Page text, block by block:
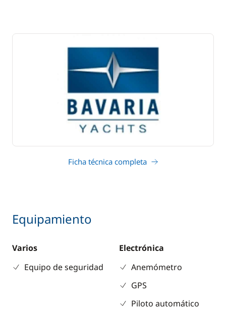
Ficha técnica completa
Equipamiento
Varios
Equipo de seguridad
Electrónica
Anemómetro
GPS
Piloto automático